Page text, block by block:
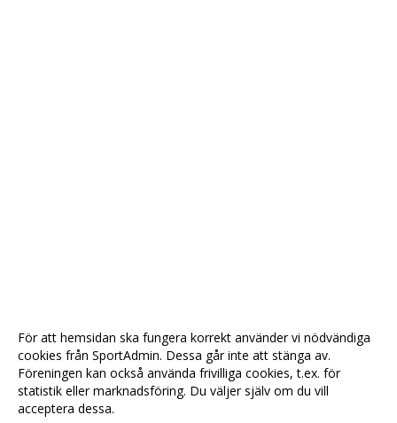
För att hemsidan ska fungera korrekt använder vi nödvändiga
cookies från SportAdmin. Dessa går inte att stänga av.
Föreningen kan också använda frivilliga cookies, t.ex. för
statistik eller marknadsföring. Du väljer själv om du vill
acceptera dessa.